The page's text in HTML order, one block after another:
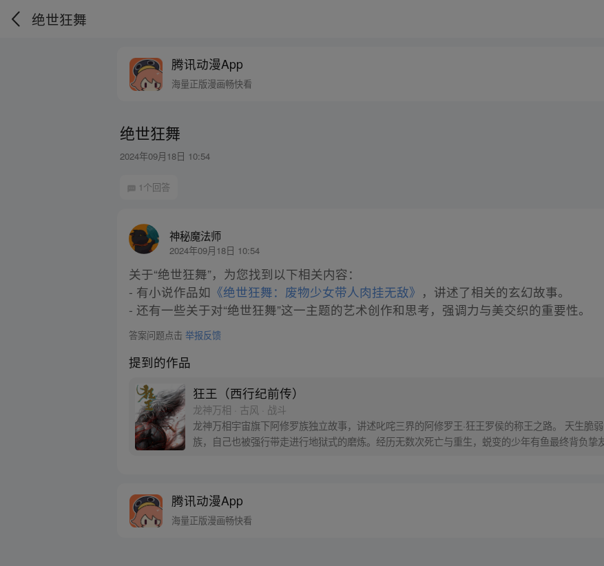
绝世狂舞
腾讯动漫App
海量正版漫画畅快看
绝世狂舞
2024年09月18日 10:54
1个回答
神秘魔法师
2024年09月18日 10:54
关于“绝世狂舞”，为您找到以下相关内容：
- 有小说作品如 《绝世狂舞：废物少女带人肉挂无敌》 ，讲述了相关的玄幻故事。
- 还有一些关于对“绝世狂舞”这一主题的艺术创作和思考，强调力与美交织的重要性。
答案问题点击举报反馈
提到的作品
狂王（西行纪前传）
龙神万相 · 古风 · 战斗
龙神万相宇宙旗下阿修罗族独立故事，讲述叱咤三界的阿修罗王·狂王罗侯的称王之路。 天生脆
族，自己也被强行带走进行地狱式的磨炼。经历无数次死亡与重生，蜕变的少年有鱼最终背负
腾讯动漫App
海量正版漫画畅快看